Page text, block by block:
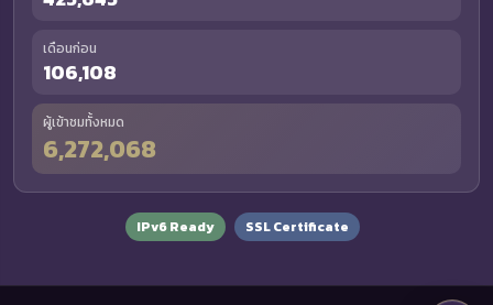
เดือนก่อน
106,108
ผู้เข้าชมทั้งหมด
6,272,068
IPv6 Ready SSL Certificate